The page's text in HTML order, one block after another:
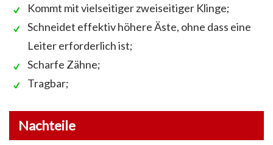
Kommt mit vielseitiger zweiseitiger Klinge;
Schneidet effektiv höhere Äste, ohne dass eine
Leiter erforderlich ist;
Scharfe Zähne;
Tragbar;
Nachteile